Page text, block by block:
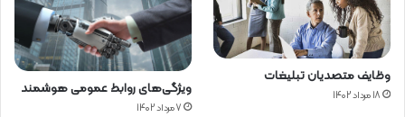
وظایف متصدیان تبلیغات
18 مرداد 1402 ویژگی‌های روابط عمومی هوشمند
7 مرداد 1402